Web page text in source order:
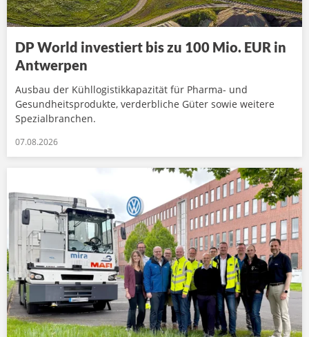
DP World investiert bis zu 100 Mio. EUR in
Antwerpen
Ausbau der Kühllogistikkapazität für Pharma- und
Gesundheitsprodukte, verderbliche Güter sowie weitere
Spezialbranchen.
07.08.2026